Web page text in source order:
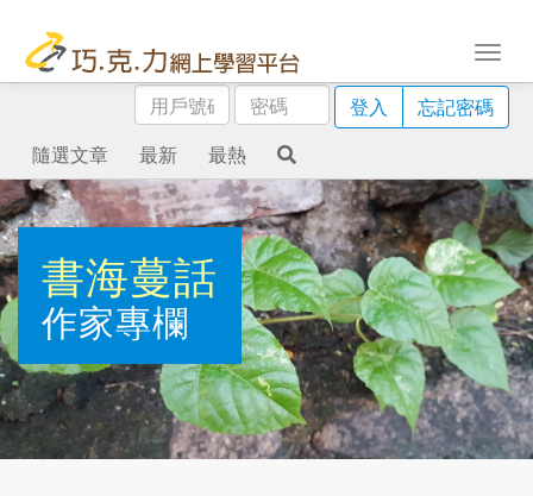
用
戶
號
碼
密
碼
登入
忘記密碼
隨選文章
最新 最熱
書海蔓話
作家專欄